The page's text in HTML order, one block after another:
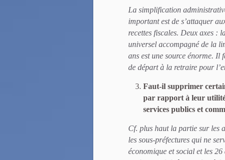
La simplification
important est de s’attaquer
recettes fiscales. Deux axes :
universel accompagné de la
ans est une source énorme. Il
de départ à la retraire pour
Faut-il supprimer
par rapport à leur utilité
services publics et
Cf. plus haut la partie sur les
les sous-préfectures qui ne
économique et social et les